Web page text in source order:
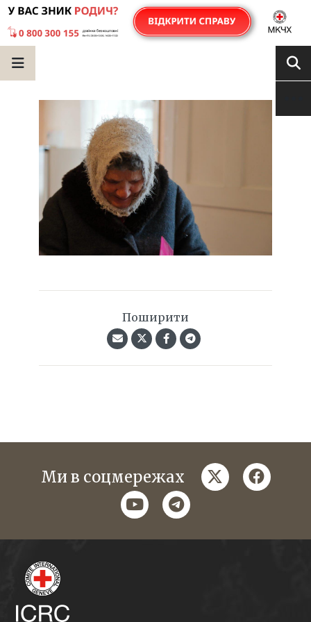
Поширити
Ми в соцмережах twitter
youtubetelegram